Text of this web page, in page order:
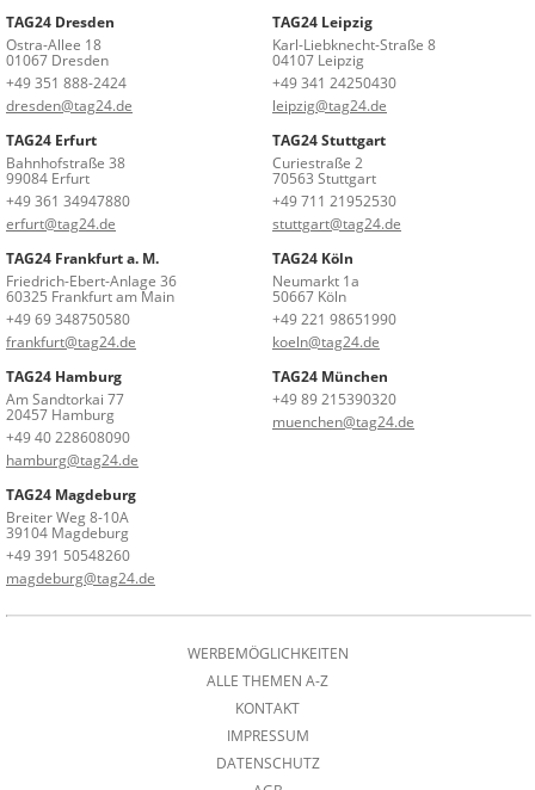
TAG24 Dresden
Ostra-Allee 18
01067 Dresden
+49 351 888-2424
dresden@tag24.de
TAG24 Leipzig
Karl-Liebknecht-Straße 8
04107 Leipzig
+49 341 24250430
leipzig@tag24.de
TAG24 Erfurt
Bahnhofstraße 38
99084 Erfurt
+49 361 34947880
erfurt@tag24.de
TAG24 Stuttgart
Curiestraße 2
70563 Stuttgart
+49 711 21952530
stuttgart@tag24.de
TAG24 Frankfurt a. M.
Friedrich-Ebert-Anlage 36
60325 Frankfurt am Main
+49 69 348750580
frankfurt@tag24.de
TAG24 Köln
Neumarkt 1a
50667 Köln
+49 221 98651990
koeln@tag24.de
TAG24 Hamburg
Am Sandtorkai 77
20457 Hamburg
+49 40 228608090
hamburg@tag24.de
TAG24 München
+49 89 215390320
muenchen@tag24.de
TAG24 Magdeburg
Breiter Weg 8-10A
39104 Magdeburg
+49 391 50548260
magdeburg@tag24.de
WERBEMÖGLICHKEITEN
ALLE THEMEN A-Z
KONTAKT
IMPRESSUM
DATENSCHUTZ